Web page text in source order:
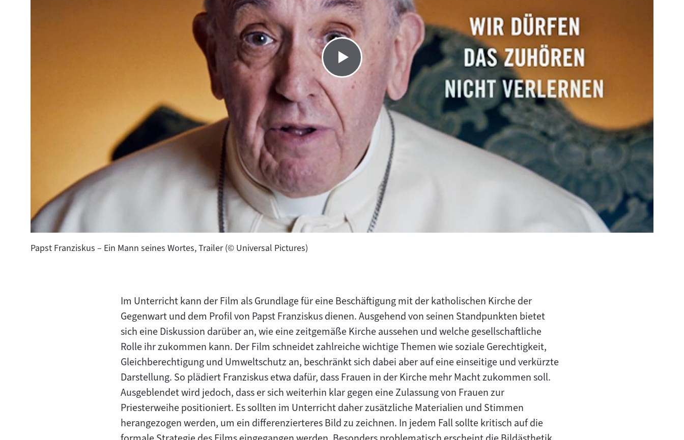
Papst Franziskus – Ein Mann seines Wortes, Trailer (© Universal Pictures)
Im Unterricht kann der Film als Grundlage für eine Beschäftigung mit der katholischen Kirche der
Gegenwart und dem Profil von Papst Franziskus dienen. Ausgehend von seinen Standpunkten bietet
sich eine Diskussion darüber an, wie eine zeitgemäße Kirche aussehen und welche gesellschaftliche
Rolle ihr zukommen kann. Der Film schneidet zahlreiche wichtige Themen wie soziale Gerechtigkeit,
Gleichberechtigung und Umweltschutz an, beschränkt sich dabei aber auf eine einseitige und verkürzte
Darstellung. So plädiert Franziskus etwa dafür, dass Frauen in der Kirche mehr Macht zukommen soll.
Ausgeblendet wird jedoch, dass er sich weiterhin klar gegen eine Zulassung von Frauen zur
Priesterweihe positioniert. Es sollten im Unterricht daher zusätzliche Materialien und Stimmen
herangezogen werden, um ein differenzierteres Bild zu zeichnen. In jedem Fall sollte kritisch auf die